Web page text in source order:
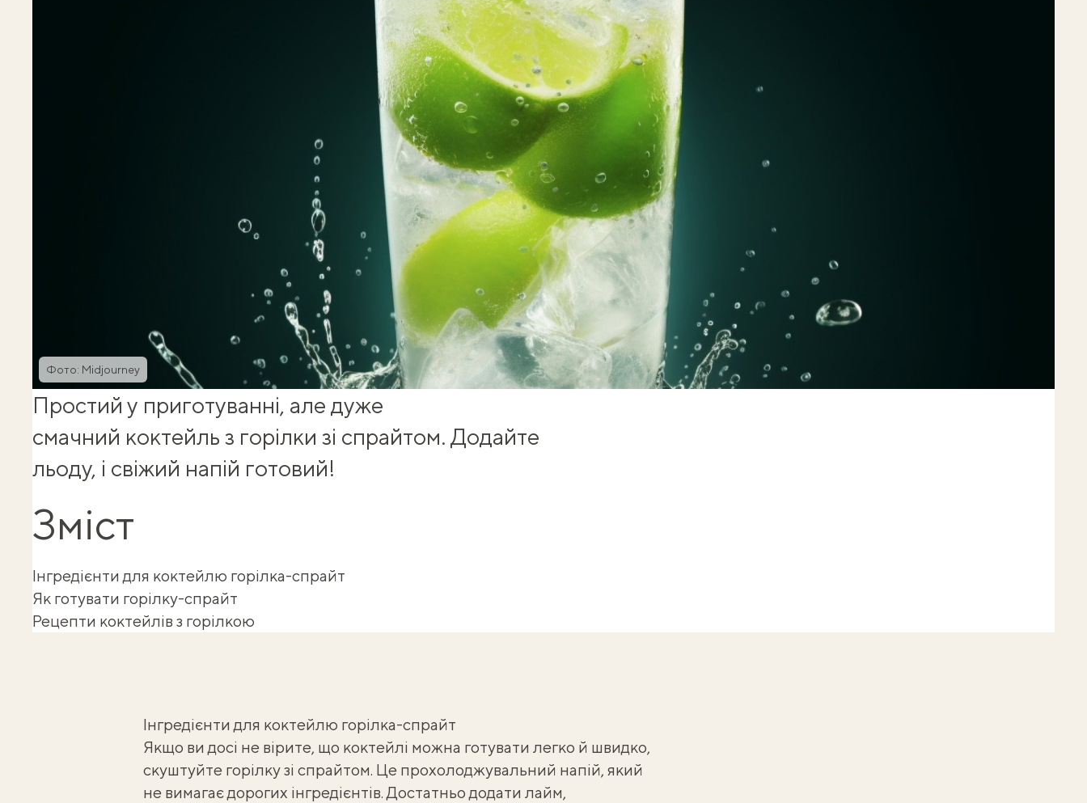
Фото: Midjourney
Простий у приготуванні, але дуже
смачний коктейль з горілки зі спрайтом. Додайте
льоду, і свіжий напій готовий!
Зміст
Інгредієнти для коктейлю горілка-спрайт
Як готувати горілку-спрайт
Рецепти коктейлів з горілкою
Інгредієнти для коктейлю горілка-спрайт
Якщо ви досі не вірите, що коктейлі можна готувати легко й швидко,
скуштуйте горілку зі спрайтом. Це прохолоджувальний напій, який
не вимагає дорогих інгредієнтів. Достатньо додати лайм,